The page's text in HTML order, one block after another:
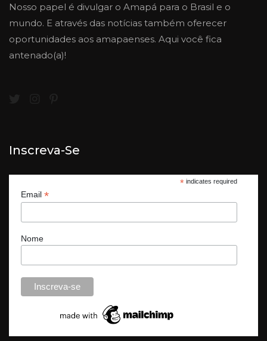
Nosso papel é divulgar o Amapá para o Brasil e o
mundo. E através das notícias também oferecer
oportunidades aos amapaenses. Aqui você fica
antenado(a)!
Inscreva-Se
*indicates required
Email *
Nome